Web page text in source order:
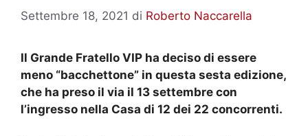
Settembre 18, 2021 di Roberto Naccarella
Il Grande Fratello VIP ha deciso di essere
meno “bacchettone” in questa sesta edizione,
che ha preso il via il 13 settembre con
l’ingresso nella Casa di 12 dei 22 concorrenti.